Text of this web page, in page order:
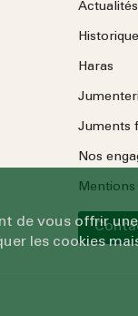
Actualités
Historique
Haras
Juments
Nos
Mentions
de vous offrir
les cookies